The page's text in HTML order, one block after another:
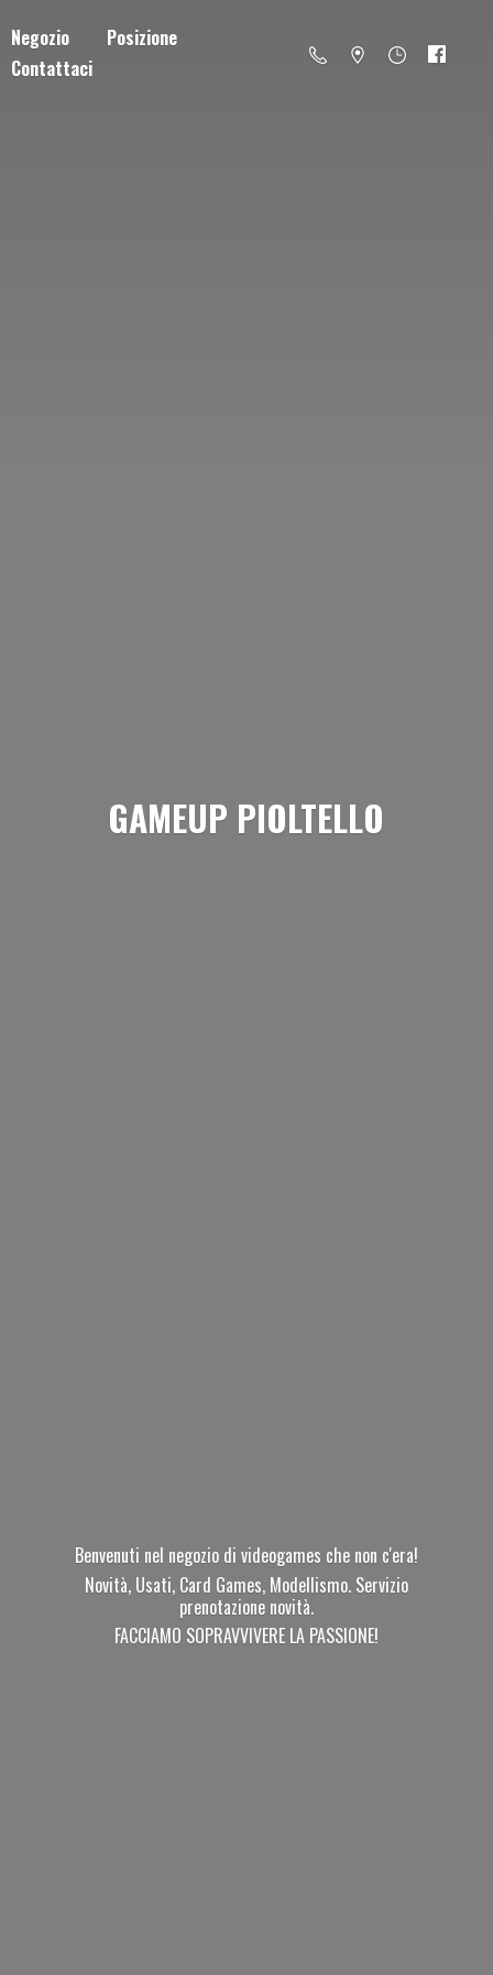
Negozio
Posizione
Contattaci
GAMEUP PIOLTELLO
Benvenuti nel negozio di videogames che non c'era!
Novità, Usati, Card Games, Modellismo. Servizio
prenotazione novità.
FACCIAMO SOPRAVVIVERE LA PASSIONE!